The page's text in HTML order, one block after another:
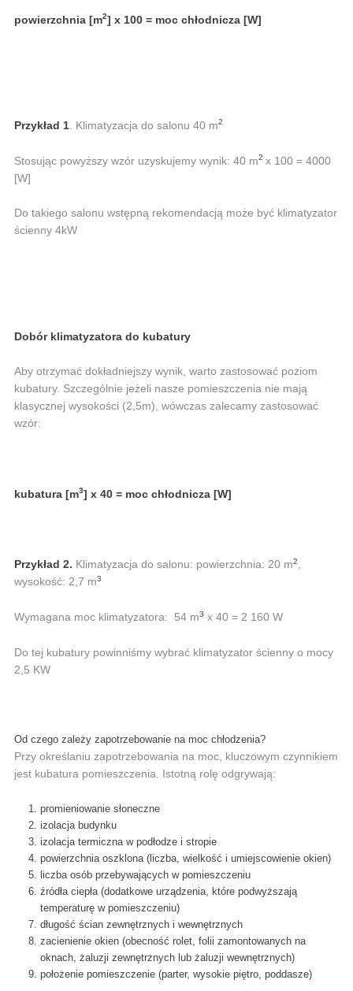
powierzchnia [m2] x 100 = moc chłodnicza [W]
Przykład 1 . Klimatyzacja do salonu 40 m2
Stosując powyższy wzór uzyskujemy wynik: 40 m2 x 100 = 4000
[W]
Do takiego salonu wstępną rekomendacją może być klimatyzator
ścienny 4kW
Dobór klimatyzatora do kubatury
Aby otrzymać dokładniejszy wynik, warto zastosować poziom
kubatury. Szczególnie jeżeli nasze pomieszczenia nie mają
klasycznej wysokości (2,5m), wówczas zalecamy zastosować
wzór:
kubatura [m3] x 40 = moc chłodnicza [W]
Przykład 2. Klimatyzacja do salonu: powierzchnia: 20 m2,
wysokość: 2,7 m3
Wymagana moc klimatyzatora: 54 m3 x 40 = 2 160 W
Do tej kubatury powinniśmy wybrać klimatyzator ścienny o mocy
2,5 KW
Od czego zależy zapotrzebowanie na moc chłodzenia?
Przy określaniu zapotrzebowania na moc, kluczowym czynnikiem
jest kubatura pomieszczenia. Istotną rolę odgrywają:
promieniowanie słoneczne
izolacja budynku
izolacja termiczna w podłodze i stropie
powierzchnia oszklona (liczba, wielkość i umiejscowienie okien)
liczba osób przebywających w pomieszczeniu
źródła ciepła (dodatkowe urządzenia, które podwyższają
temperaturę w pomieszczeniu)
długość ścian zewnętrznych i wewnętrznych
zacienienie okien (obecność rolet, folii zamontowanych na
oknach, żaluzji zewnętrznych lub żaluzji wewnętrznych)
położenie pomieszczenie (parter, wysokie piętro, poddasze)